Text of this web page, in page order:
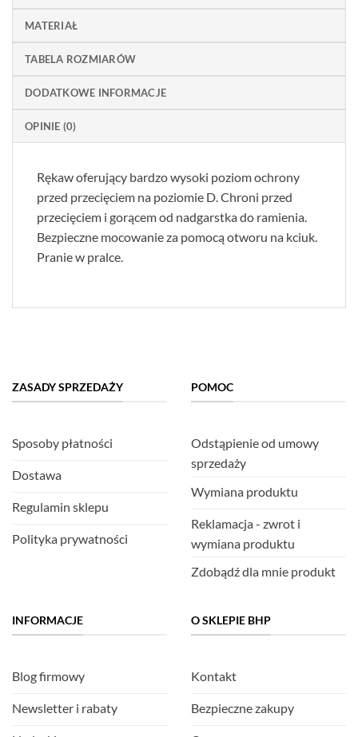
MATERIAŁ
TABELA ROZMIARÓW
DODATKOWE INFORMACJE
OPINIE (0)
Rękaw oferujący bardzo wysoki poziom ochrony
przed przecięciem na poziomie D. Chroni przed
przecięciem i gorącem od nadgarstka do ramienia.
Bezpieczne mocowanie za pomocą otworu na kciuk.
Pranie w pralce.
ZASADY SPRZEDAŻY
Sposoby płatności
Dostawa
Regulamin sklepu
Polityka prywatności
POMOC
Odstąpienie od umowy
sprzedaży
Wymiana produktu
Reklamacja - zwrot i
wymiana produktu
Zdobądź dla mnie produkt
INFORMACJE
Blog firmowy
Newsletter i rabaty
O SKLEPIE BHP
Kontakt
Bezpieczne zakupy